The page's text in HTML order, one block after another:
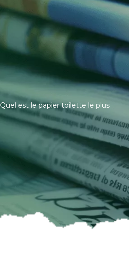
Filipino
Quel est le papier toilette le plus